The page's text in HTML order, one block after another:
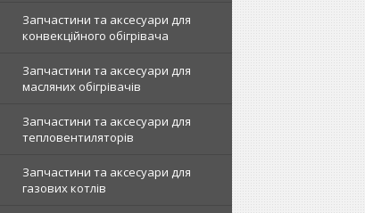
Запчастини та аксесуари для
конвекційного обігрівача
Запчастини та аксесуари для
масляних обігрівачів
Запчастини та аксесуари для
тепловентиляторів
Запчастини та аксесуари для
газових котлів